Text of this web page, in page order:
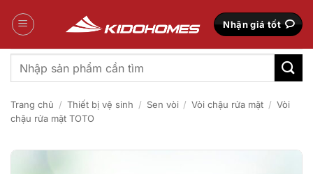
qua
Nhận giá tốt
Tìm
kiếm:
Trang chủ / Thiết bị vệ sinh / Sen vòi / Vòi chậu rửa mặt / Vòi
chậu rửa mặt TOTO